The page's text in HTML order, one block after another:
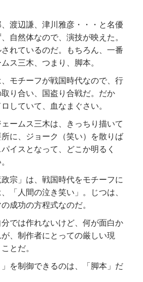
渡辺謙、津川雅彦・・・と名優
自然体なので、演技が映えた。
れているのだ。もちろん、一番
ス三木、つまり、脚本。
、モチーフが戦国時代なので、行
り合い、国盗り合戦だ。だか
していて、血なまぐさい。
ームス三木は、きっちり描いて
に、ジョーク（笑い）を散りば
イスとなって、どこか明るく
宗」は、戦国時代をモチーフに
「人間の泣き笑い」。じつは、
成功の方程式なのだ。
では作れないけど、何が面白か
、制作者にとっての厳しい現
とだ。
を制御できるのは、「脚本」だ